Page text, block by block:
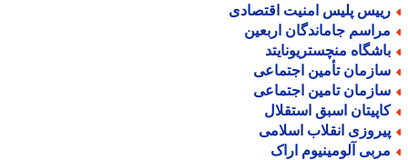
پلیس امنیت اقتصادی
جاماندگان اربعین
منچستریونایتد
تأمین اجتماعی
تامین اجتماعی
اسبق استقلال
انقلاب اسلامی
آلومینیوم اراک